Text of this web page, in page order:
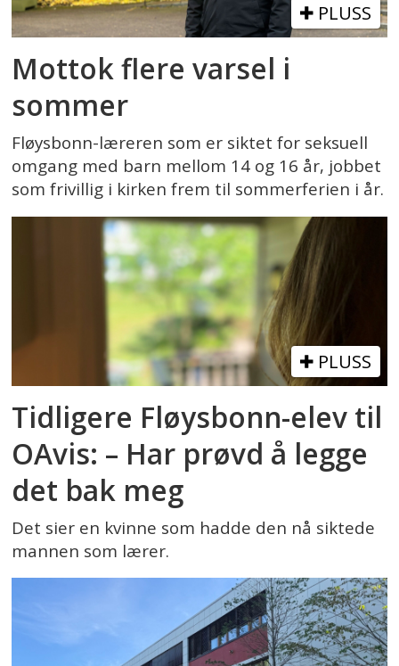
PLUSS
Mottok flere varsel i
sommer
Fløysbonn-læreren som er siktet for seksuell
omgang med barn mellom 14 og 16 år, jobbet
som frivillig i kirken frem til sommerferien i år.
PLUSS
Tidligere Fløysbonn-elev til
OAvis: – Har prøvd å legge
det bak meg
Det sier en kvinne som hadde den nå siktede
mannen som lærer.